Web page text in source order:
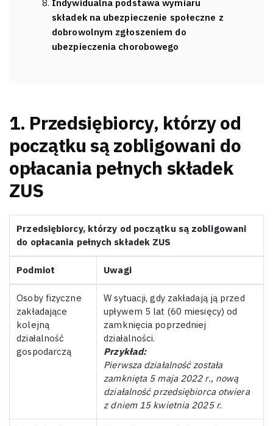
Indywidualna podstawa wymiaru
składek na ubezpieczenie społeczne z
dobrowolnym zgłoszeniem do
ubezpieczenia chorobowego
1. Przedsiębiorcy, którzy od
początku są zobligowani do
opłacania pełnych składek
ZUS
Przedsiębiorcy, którzy od początku są zobligowani
do opłacania pełnych składek ZUS
Podmiot Uwagi
Osoby fizyczne
zakładające
kolejną
działalność
gospodarczą
W sytuacji, gdy zakładają ją przed
upływem 5 lat (60 miesięcy) od
zamknięcia poprzedniej
działalności.
Przykład:
Pierwsza działalność została
zamknięta 5 maja 2022 r., nową
działalność przedsiębiorca otwiera
z dniem 15 kwietnia 2025 r.